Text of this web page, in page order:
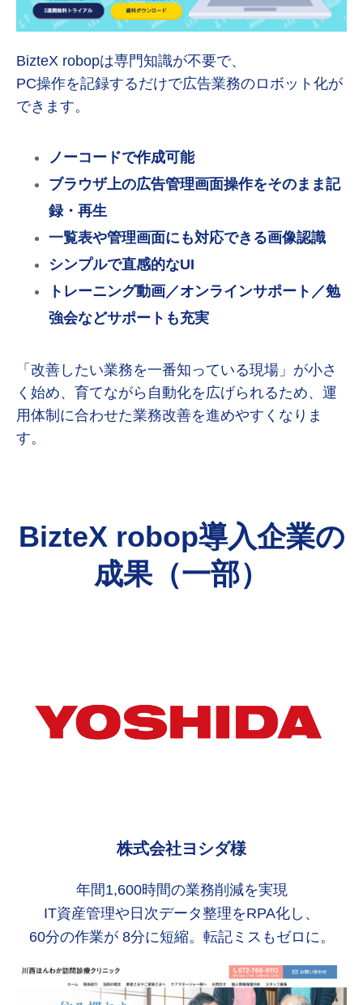
BizteX robopは専門知識が不要で、
PC操作を記録するだけで広告業務のロボット化が
できます。
ノーコードで作成可能
ブラウザ上の広告管理画面操作をそのまま記
録・再生
一覧表や管理画面にも対応できる画像認識
シンプルで直感的なUI
トレーニング動画／オンラインサポート／勉
強会などサポートも充実
「改善したい業務を一番知っている現場」が小さ
く始め、育てながら自動化を広げられるため、運
用体制に合わせた業務改善を進めやすくなりま
す。
BizteX robop導入企業の
成果（一部）
株式会社ヨシダ様
年間1,600時間の業務削減を実現
IT資産管理や日次データ整理をRPA化し、
60分の作業が 8分に短縮。転記ミスもゼロに。